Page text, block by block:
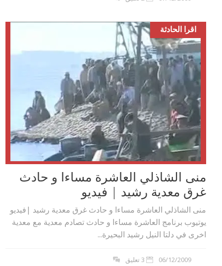
اقرا الحادثة
منى الشاذلي العاشرة مساءا و حادث
غرق معدية رشيد | فيديو
منى الشاذلي العاشرة مساءا و حادث غرق معدية رشيد |فيديو
يوتيوب برنامج العاشرة مساءا و حادث تصادم معدية مع معدية
اخرى في دلتا النيل رشيد البحيرة...
06/12/2009 3 تعليق